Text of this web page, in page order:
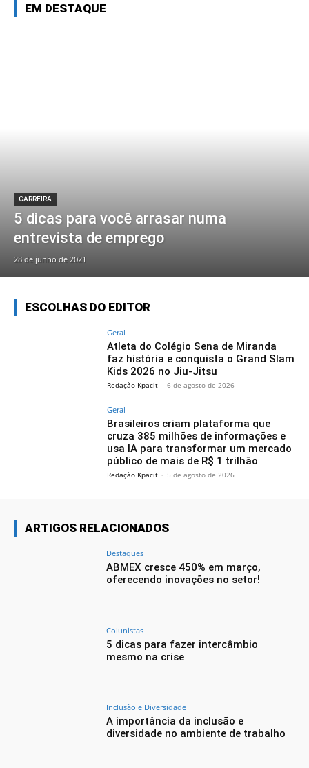
EM DESTAQUE
CARREIRA
5 dicas para você arrasar numa
entrevista de emprego
28 de junho de 2021
ESCOLHAS DO EDITOR
Geral
Atleta do Colégio Sena de Miranda
faz história e conquista o Grand Slam
Kids 2026 no Jiu-Jitsu
Redação Kpacit - 6 de agosto de 2026
Geral
Brasileiros criam plataforma que
cruza 385 milhões de informações e
usa IA para transformar um mercado
público de mais de R$ 1 trilhão
Redação Kpacit - 5 de agosto de 2026
ARTIGOS RELACIONADOS
Destaques
ABMEX cresce 450% em março,
oferecendo inovações no setor!
Colunistas
5 dicas para fazer intercâmbio
mesmo na crise
Inclusão e Diversidade
A importância da inclusão e
diversidade no ambiente de trabalho